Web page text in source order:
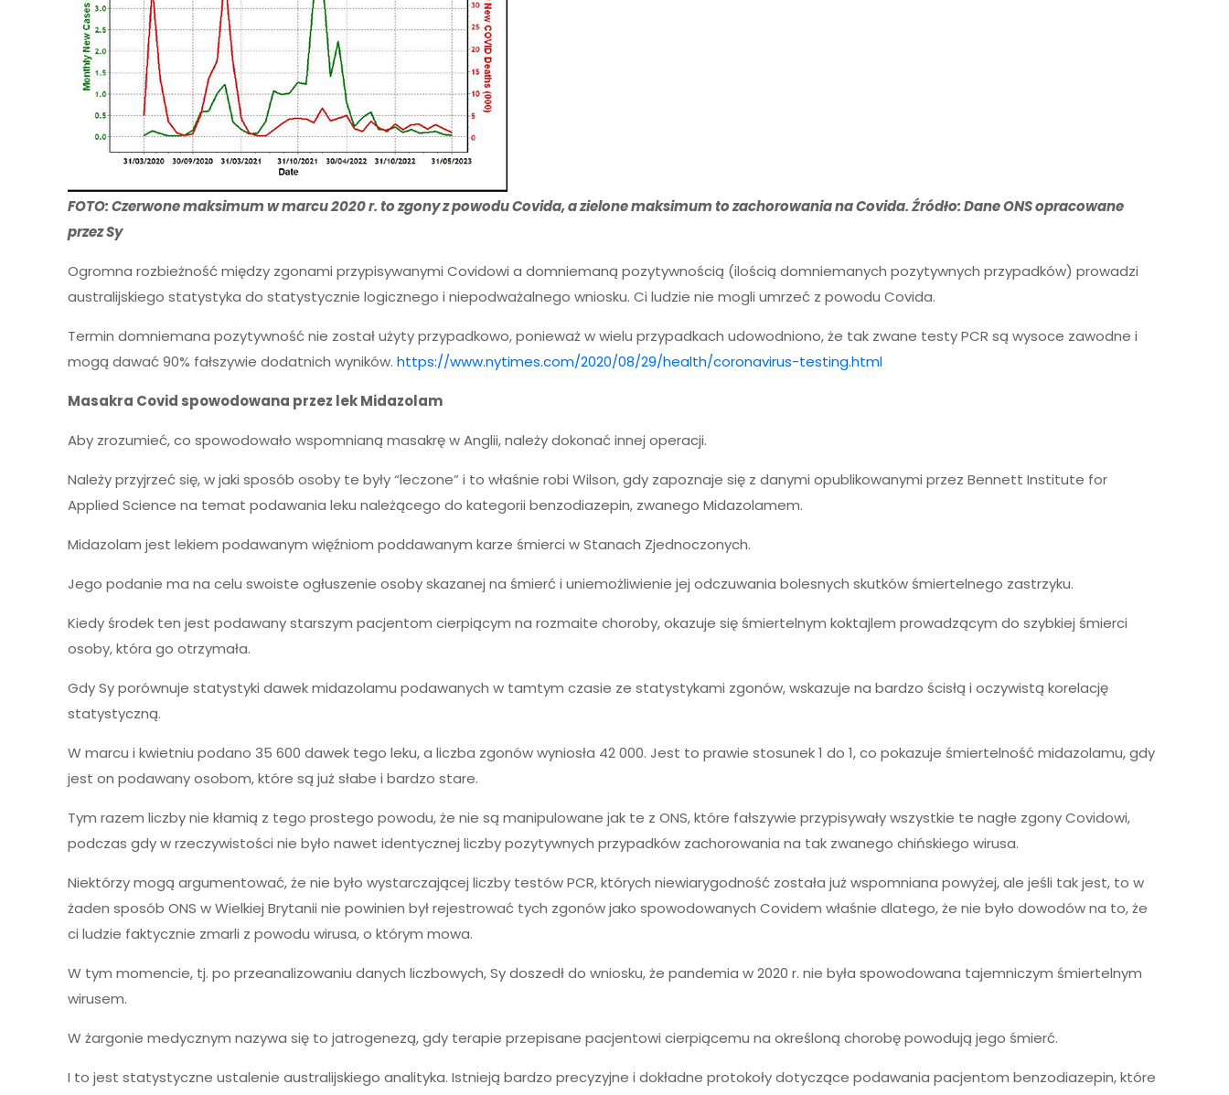
FOTO: Czerwone maksimum w marcu 2020 r. to zgony z powodu Covida, a zielone maksimum to zachorowania na Covida. Źródło: Dane ONS opracowane
przez Sy
Ogromna rozbieżność między zgonami przypisywanymi Covidowi a domniemaną pozytywnością (ilością domniemanych pozytywnych przypadków) prowadzi
australijskiego statystyka do statystycznie logicznego i niepodważalnego wniosku. Ci ludzie nie mogli umrzeć z powodu Covida.
Termin domniemana pozytywność nie został użyty przypadkowo, ponieważ w wielu przypadkach udowodniono, że tak zwane testy PCR są wysoce zawodne i
mogą dawać 90% fałszywie dodatnich wyników.https://www.nytimes.com/2020/08/29/health/coronavirus-testing.html
Masakra Covid spowodowana przez lek Midazolam
Aby zrozumieć, co spowodowało wspomnianą masakrę w Anglii, należy dokonać innej operacji.
Należy przyjrzeć się, w jaki sposób osoby te były “leczone” i to właśnie robi Wilson, gdy zapoznaje się z danymi opublikowanymi przez Bennett Institute for
Applied Science na temat podawania leku należącego do kategorii benzodiazepin, zwanego Midazolamem.
Midazolam jest lekiem podawanym więźniom poddawanym karze śmierci w Stanach Zjednoczonych.
Jego podanie ma na celu swoiste ogłuszenie osoby skazanej na śmierć i uniemożliwienie jej odczuwania bolesnych skutków śmiertelnego zastrzyku.
Kiedy środek ten jest podawany starszym pacjentom cierpiącym na rozmaite choroby, okazuje się śmiertelnym koktajlem prowadzącym do szybkiej śmierci
osoby, która go otrzymała.
Gdy Sy porównuje statystyki dawek midazolamu podawanych w tamtym czasie ze statystykami zgonów, wskazuje na bardzo ścisłą i oczywistą korelację
statystyczną.
W marcu i kwietniu podano 35 600 dawek tego leku, a liczba zgonów wyniosła 42 000. Jest to prawie stosunek 1 do 1, co pokazuje śmiertelność midazolamu, gdy
jest on podawany osobom, które są już słabe i bardzo stare.
Tym razem liczby nie kłamią z tego prostego powodu, że nie są manipulowane jak te z ONS, które fałszywie przypisywały wszystkie te nagłe zgony Covidowi,
podczas gdy w rzeczywistości nie było nawet identycznej liczby pozytywnych przypadków zachorowania na tak zwanego chińskiego wirusa.
Niektórzy mogą argumentować, że nie było wystarczającej liczby testów PCR, których niewiarygodność została już wspomniana powyżej, ale jeśli tak jest, to w
żaden sposób ONS w Wielkiej Brytanii nie powinien był rejestrować tych zgonów jako spowodowanych Covidem właśnie dlatego, że nie było dowodów na to, że
ci ludzie faktycznie zmarli z powodu wirusa, o którym mowa.
W tym momencie, tj. po przeanalizowaniu danych liczbowych, Sy doszedł do wniosku, że pandemia w 2020 r. nie była spowodowana tajemniczym śmiertelnym
wirusem.
W żargonie medycznym nazywa się to jatrogenezą, gdy terapie przepisane pacjentowi cierpiącemu na określoną chorobę powodują jego śmierć.
I to jest statystyczne ustalenie australijskiego analityka. Istnieją bardzo precyzyjne i dokładne protokoły dotyczące podawania pacjentom benzodiazepin, które